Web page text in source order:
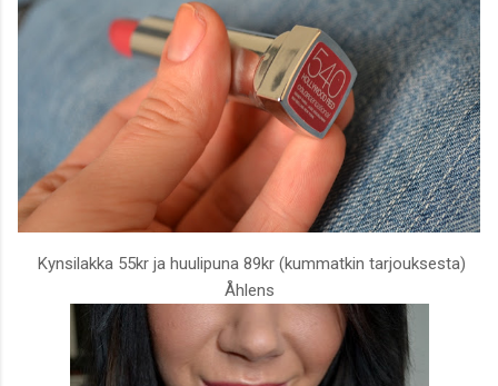
Kynsilakka 55kr ja huulipuna 89kr (kummatkin tarjouksesta)
Åhlens